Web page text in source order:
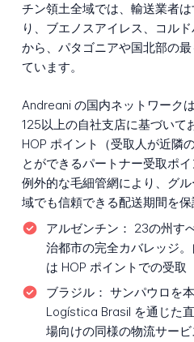
チン領土全域では、輸送業者
り、ブエノスアイレス、コル
から、パタゴニアや国北部の
ています。
Andreani の国内ネットワーク
125以上の自社支店に基づいて
HOP ポイント（受取人が近隣
とができるパートナー受取ポ
例外的な毛細管網により、グ
域でも信頼できる配送期間を保
アルゼンチン： 23の州す
治都市の完全カバレッジ
は HOP ポイントでの受取
ブラジル： サンパウロを
Logística Brasil を通じた
場向けの同様の物流サー